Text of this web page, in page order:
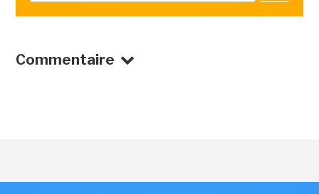
Commentaire